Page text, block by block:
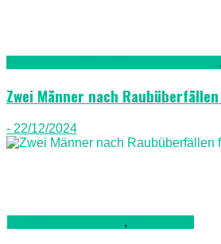
,
Zwei Männer nach
- 22/12/2024
,